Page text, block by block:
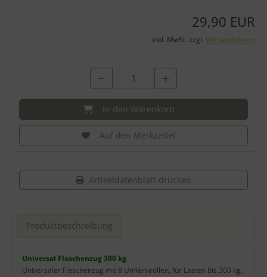
29,90 EUR
inkl. MwSt. zzgl. Versandkosten
In den Warenkorb
Auf den Merkzettel
Artikeldatenblatt drucken
Produktbeschreibung
Produktbeschreibung
Universal Flaschenzug 300 kg
Universaler Flaschenzug mit 8 Umlenkrollen, für Lasten bis 300 kg.